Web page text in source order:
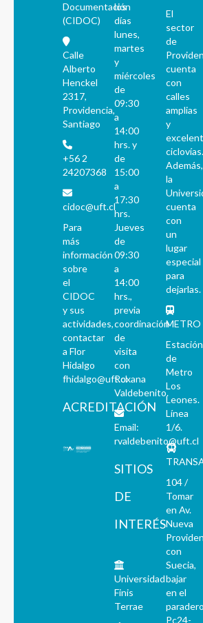
Documentación
(CIDOC)
Calle
Alberto
Henckel
2317,
Providencia,
Santiago
+56 2
24207368
cidoc@uft.cl
Para
más
información
sobre
el
CIDOC
y sus
actividades,
contactar
a Flor
Hidalgo
fhidalgo@uft.cl
ACREDITACIÓN
los
días
lunes,
martes
y
miércoles
de
09:30
a
14:00
hrs. y
de
15:00
a
17:30
hrs.
Jueves
de
09:30
a
14:00
hrs.,
previa
coordinación
de
visita
con
Roxana
Valdebenito.
Email:
rvaldebenito@uft.cl
SITIOS
DE
INTERÉS
Universidad
Finis
Terrae
El
sector
de
cuenta
con
calles
amplias
y
ciclovías.
Además,
la
cuenta
con
un
lugar
especial
para
dejarlas.
METRO
Estación
de
Metro
Los
Leones.
Línea
1/6.
104 /
Tomar
en Av.
Nueva
con
Suecia,
bajar
en el
paradero
Pc24-